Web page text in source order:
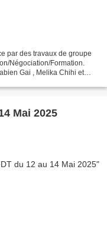
par des travaux de groupe
Négociation/Formation.
Gai , Melika Chihi et
Mai 2025